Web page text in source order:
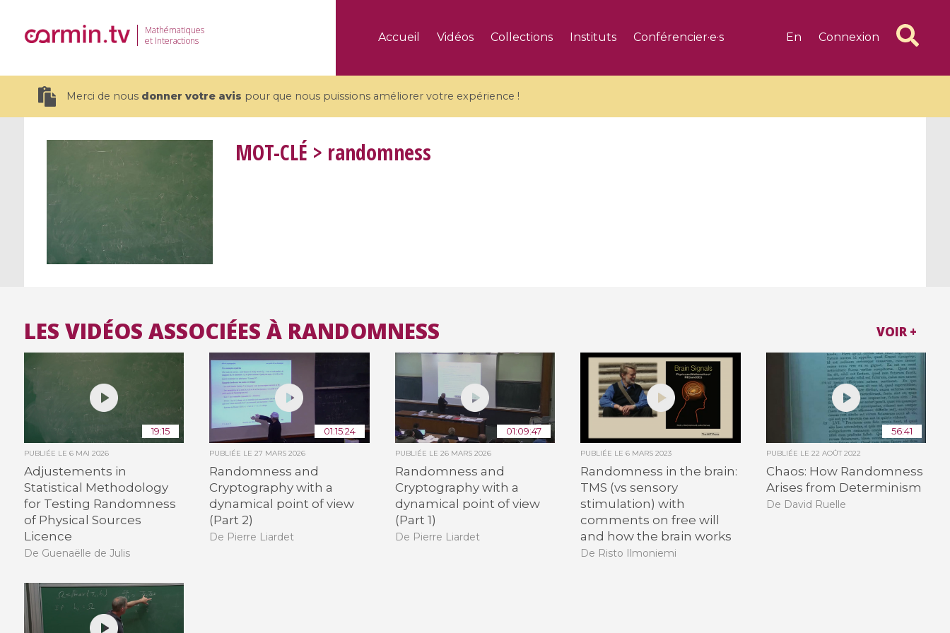
Mathématiques
et Interactions
Accueil Vidéos Collections Instituts Conférencier·e·s En Connexion
Merci de nous donner votre avis pour que nous puissions améliorer votre expérience !
19 videos
CEMRACS 2026 : Modeling and AI
for Environmental Transition /
Centre d'Eté Mathématique de
Toutes les collections
Tous les instituts
MOT-CLÉ > randomness
LES VIDÉOS ASSOCIÉES À RANDOMNESS
19:15
PUBLIÉE LE 6 MAI 2026
Adjustements in
Statistical Methodology
for Testing Randomness
of Physical Sources
Licence
De Guenaëlle de Julis
01:15:24
PUBLIÉE LE27 MARS 2026
Randomness and
Cryptography with a
dynamical point of view
(Part 2)
De Pierre Liardet
01:09:47
PUBLIÉE LE 26 MARS 2026
Randomness and
Cryptography with a
dynamical point of view
(Part 1)
De Pierre Liardet
PUBLIÉE LE6 MARS 2023
Randomness in the brain:
TMS (vs sensory
stimulation) with
comments on free will
and how the brain works
De Risto Ilmoniemi
56:41
PUBLIÉE LE 22 AOÛT 2022
Chaos: How Randomness
Arises from Determinism
De David Ruelle
VOIR +